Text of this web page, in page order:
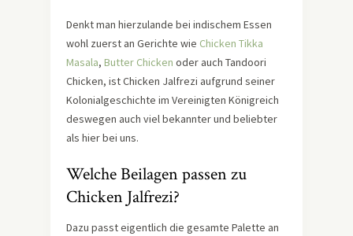
Denkt man hierzulande bei indischem Essen
wohl zuerst an Gerichte wie Chicken Tikka
Masala, Butter Chicken oder auch Tandoori
Chicken, ist Chicken Jalfrezi aufgrund seiner
Kolonialgeschichte im Vereinigten Königreich
deswegen auch viel bekannter und beliebter
als hier bei uns.
Welche Beilagen passen zu
Chicken Jalfrezi?
Dazu passt eigentlich die gesamte Palette an